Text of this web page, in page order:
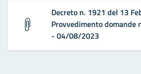
Decreto n. 1921 del 13
Provvedimento domande
- 04/08/2023